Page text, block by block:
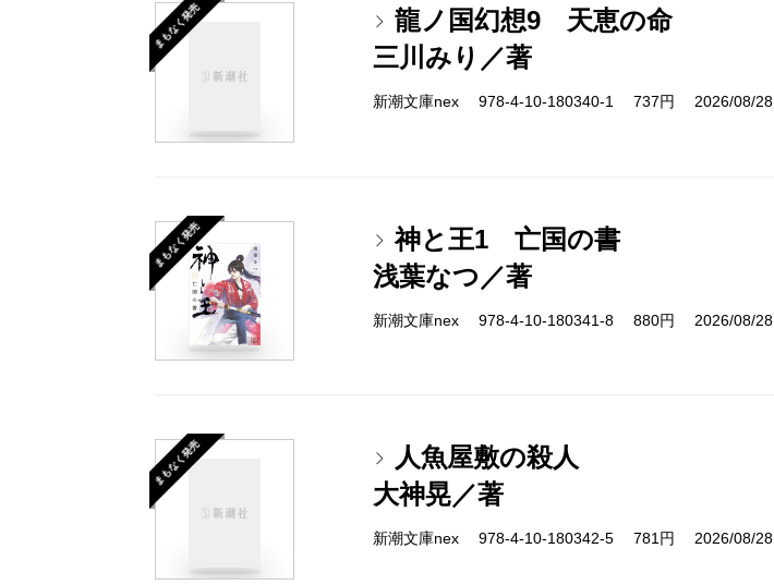
まもなく発売
龍ノ国幻想9 天恵の命
三川みり／著
新潮文庫nex 978-4-10-180340-1 737円 2026/08/28
まもなく発売
神と王1 亡国の書
浅葉なつ／著
新潮文庫nex 978-4-10-180341-8 880円 2026/08/28
まもなく発売
人魚屋敷の殺人
大神晃／著
新潮文庫nex 978-4-10-180342-5 781円 2026/08/28